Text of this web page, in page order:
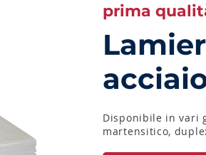
prima
Disponibile in vari
martensitico,